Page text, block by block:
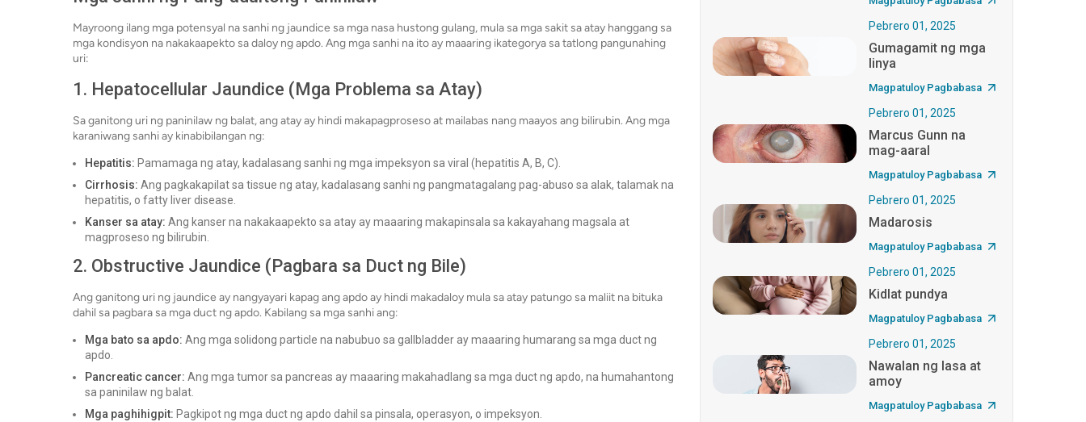
Mayroong ilang mga potensyal na sanhi ng jaundice sa mga nasa hustong gulang, mula sa mga sakit sa atay hanggang sa
mga kondisyon na nakakaapekto sa daloy ng apdo. Ang mga sanhi na ito ay maaaring ikategorya sa tatlong pangunahing
uri:
1. Hepatocellular Jaundice (Mga Problema sa Atay)
Sa ganitong uri ng paninilaw ng balat, ang atay ay hindi makapagproseso at mailabas nang maayos ang bilirubin. Ang mga
karaniwang sanhi ay kinabibilangan ng:
Hepatitis: Pamamaga ng atay, kadalasang sanhi ng mga impeksyon sa viral (hepatitis A, B, C).
Cirrhosis: Ang pagkakapilat sa tissue ng atay, kadalasang sanhi ng pangmatagalang pag-abuso sa alak, talamak na
hepatitis, o fatty liver disease.
Kanser sa atay: Ang kanser na nakakaapekto sa atay ay maaaring makapinsala sa kakayahang magsala at
magproseso ng bilirubin.
2. Obstructive Jaundice (Pagbara sa Duct ng Bile)
Ang ganitong uri ng jaundice ay nangyayari kapag ang apdo ay hindi makadaloy mula sa atay patungo sa maliit na bituka
dahil sa pagbara sa mga duct ng apdo. Kabilang sa mga sanhi ang:
Mga bato sa apdo: Ang mga solidong particle na nabubuo sa gallbladder ay maaaring humarang sa mga duct ng
apdo.
Pancreatic cancer: Ang mga tumor sa pancreas ay maaaring makahadlang sa mga duct ng apdo, na humahantong
sa paninilaw ng balat.
Mga paghihigpit: Pagkipot ng mga duct ng apdo dahil sa pinsala, operasyon, o impeksyon.
Pebrero 01, 2025
Gumagamit ng mga
linya
Magpatuloy Pagbabasa
Pebrero 01, 2025
Marcus Gunn na
mag-aaral
Magpatuloy Pagbabasa
Pebrero 01, 2025
Madarosis
Magpatuloy Pagbabasa
Pebrero 01, 2025
Kidlat pundya
Magpatuloy Pagbabasa
Pebrero 01, 2025
Nawalan ng lasa at
amoy
Magpatuloy Pagbabasa